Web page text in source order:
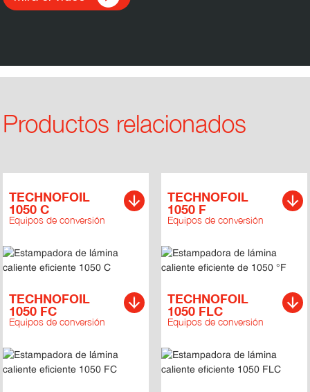
Productos relacionados
TECHNOFOIL
1050 C
Equipos de conversión
TECHNOFOIL
1050 F
Equipos de conversión
TECHNOFOIL
1050 FC
Equipos de conversión
TECHNOFOIL
1050 FLC
Equipos de conversión